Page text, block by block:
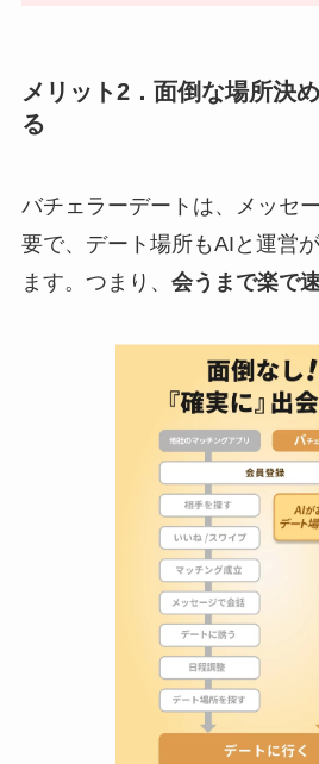
メリット2．面倒な場所決
る
バチェラーデートは、メッセ
要で、デート場所もAIと運営
ます。つまり、 会うまで楽で